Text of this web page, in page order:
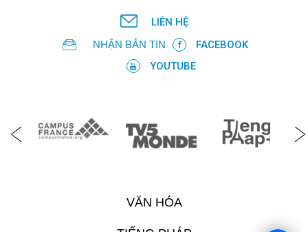
LIÊN HỆ
NHẬN BẢN TIN
FACEBOOK
YOUTUBE
VĂN HÓA